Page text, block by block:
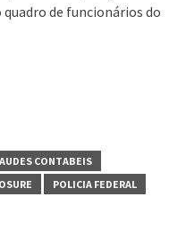
de funcionários do
CONTABEIS
POLICIA FEDERAL